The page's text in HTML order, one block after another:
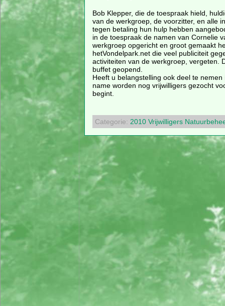
Bob Klepper, die de toespraak hield,
van de werkgroep, de voorzitter, en alle
tegen betaling hun hulp hebben
in de toespraak de namen van Cornelie
werkgroep opgericht en groot gemaakt
hetVondelpark.net die veel publiciteit
activiteiten van de werkgroep, vergeten.
buffet geopend.
Heeft u belangstelling ook deel te
name worden nog vrijwilligers gezocht
begint.
Categorie: 2010 Vrijwilligers